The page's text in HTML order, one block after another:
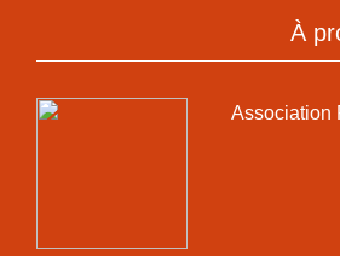
À
Association